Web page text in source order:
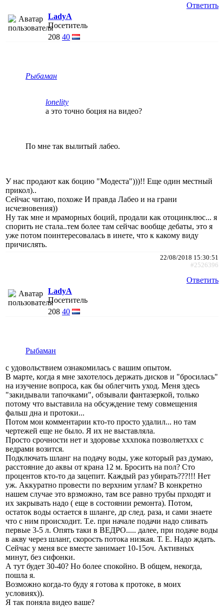
Ответить
LadyA
Посетитель
208 40
Рыбаман
lonelity
а это точно боция на видео?
По мне так вылитый лабео.
У нас продают как боцию "Модеста")))!! Еще один местный
прикол)..
Сейчас читаю, похоже И правда Лабео и на грани
исчезновения))
Ну так мне и мраморных боций, продали как отоцинклюс... я
спорить не стала..тем более там сейчас вообще дебаты, это я
уже потом поинтересовалась в инете, что к какому виду
причислять.
22/08/2018 15:30:51
#2526396
Ответить
LadyA
Посетитель
208 40
Рыбаман
с удовольствием ознакомилась с вашим опытом.
В марте, когда я мне захотелось держать дисков и "бросилась"
на изучение вопроса, как бы облегчить уход. Меня здесь
"закидывали тапочками", обзывали фантазеркой, только
потому что выставила на обсуждение тему совмещения
фальш дна и протоки...
Потом мои комментарии кто-то просто удалил... но там
чертежей еще не было. Я их не выставляла.
Просто срочности нет и здоровье хххпока позволяетххх с
ведрами возится.
Подключать шланг на подачу воды, уже который раз думаю,
расстояние до аквы от крана 12 м. Бросить на пол? Сто
процентов кто-то да зацепит. Каждый раз убирать???!!! Нет
уж. Аккуратно провести по верхним углам? В конкретно
нашем случае это врзможно, там все равно трубы прходят и
их закрывать надо ( еще в состоянии ремонта). Потом,
остаток воды остается в шланге, др след. раза, и сами знаете
что с ним происходит. Т.е. при начале подачи надо сливать
первые 3-5 л. Опять таки в ВЕДРО..... далее, при подаче воды
в акву через шланг, скорость потока низкая. Т. Е. Надо ждать.
Сейчас у меня все вместе занимает 10-15оч. Активных
минут, без сифонки.
А тут будет 30-40? Но более спокойно. В общем, некогда,
пошла я.
Возможно когда-то буду я готова к протоке, в моих
условиях)).
Я так поняла видео ваше?